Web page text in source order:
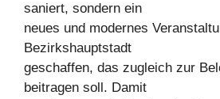
saniert, sondern ein
neues und modernes
Bezirkshauptstadt
geschaffen, das zugleich zur
beitragen soll. Damit